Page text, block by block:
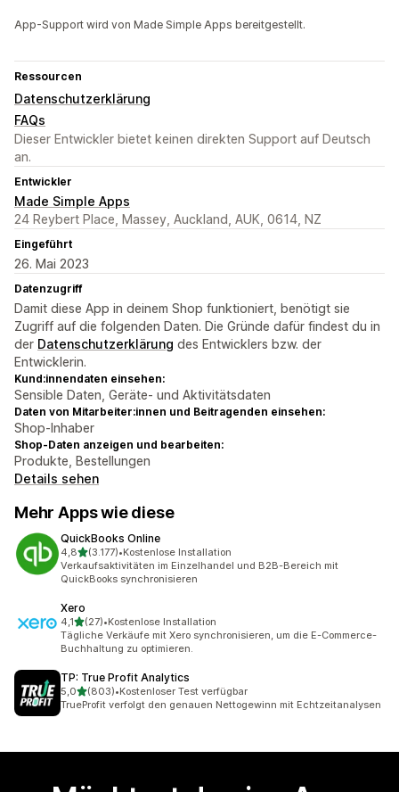
App-Support wird von Made Simple Apps bereitgestellt.
Ressourcen
Datenschutzerklärung
FAQs
Dieser Entwickler bietet keinen direkten Support auf Deutsch
an.
Entwickler
Made Simple Apps
24 Reybert Place, Massey, Auckland, AUK, 0614, NZ
Eingeführt
26. Mai 2023
Datenzugriff
Damit diese App in deinem Shop funktioniert, benötigt sie
Zugriff auf die folgenden Daten. Die Gründe dafür findest du in
der Datenschutzerklärung des Entwicklers bzw. der
Entwicklerin.
Kund:innendaten einsehen:
Sensible Daten, Geräte- und Aktivitätsdaten
Daten von Mitarbeiter:innen und Beitragenden einsehen:
Shop-Inhaber
Shop-Daten anzeigen und bearbeiten:
Produkte, Bestellungen
Details sehen
Mehr Apps wie diese
QuickBooks Online
4,8von 5 Sternen
(3.177)
3177 Rezensionen insgesamt
•Kostenlose Installation
Verkaufsaktivitäten im Einzelhandel und B2B-Bereich mit
QuickBooks synchronisieren
Xero
4,1von 5 Sternen
(27)
27 Rezensionen insgesamt
•Kostenlose Installation
Tägliche Verkäufe mit Xero synchronisieren, um die E-Commerce-
Buchhaltung zu optimieren.
TP: True Profit Analytics
5,0von 5 Sternen
(803)
803 Rezensionen insgesamt
•Kostenloser Test verfügbar
TrueProfit verfolgt den genauen Nettogewinn mit Echtzeitanalysen